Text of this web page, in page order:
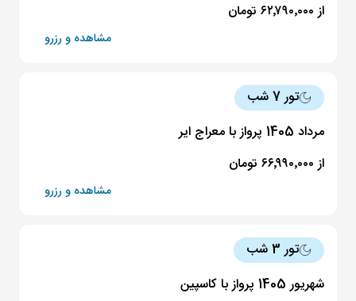
از ۶۲٬۷۹۰٬۰۰۰ تومان
مشاهده و رزرو
تور 7 شب
مرداد 1405 پرواز با معراج ایر
از ۶۶٬۹۹۰٬۰۰۰ تومان
مشاهده و رزرو
تور 3 شب
شهریور 1405 پرواز با کاسپین